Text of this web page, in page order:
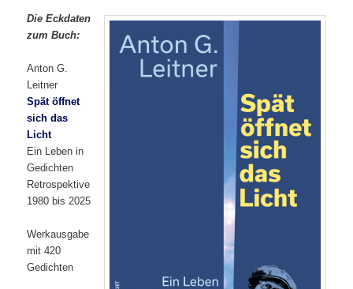
Die Eckdaten
zum Buch:
Anton G.
Leitner
Spät öffnet
sich das
Licht
Ein Leben in
Gedichten
Retrospektive
1980 bis 2025
Werkausgabe
mit 420
Gedichten